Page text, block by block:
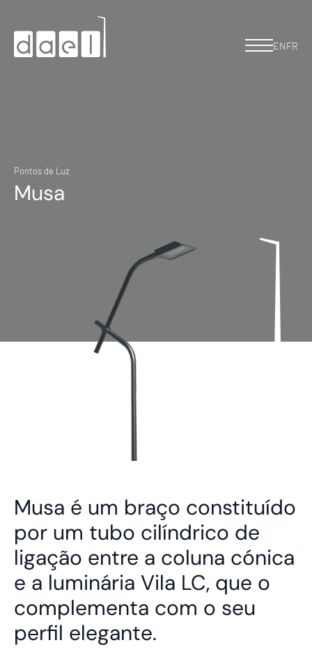
ENFR
Pontos de Luz
Musa
Musa é um braço constituído
por um tubo cilíndrico de
ligação entre a coluna cónica
e a luminária Vila LC, que o
complementa com o seu
perfil elegante.